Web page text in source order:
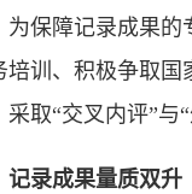
障记录成果的专
培训、积极争取
采取“交叉内评”与
记录成果量质双升